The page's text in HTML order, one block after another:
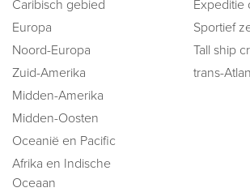
Caribisch gebied
Europa
Noord-Europa
Zuid-Amerika
Midden-Amerika
Midden-Oosten
Oceanië en Pacific
Afrika en Indische
Oceaan
Expeditie
Sportief
Tall ship
trans-